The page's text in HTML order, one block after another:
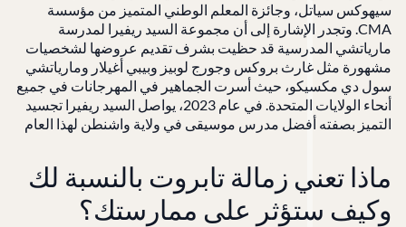
سيهوكس سياتل، وجائزة المعلم الوطني المتميز من مؤسسة
CMA. وتجدر الإشارة إلى أن مجموعة السيد ريفيرا لمدرسة
مارياتشي المدرسية قد حظيت بشرف تقديم عروضها لشخصيات
مشهورة مثل غارث بروكس وجورج لوبيز وبيبي أغيلار ومارياتشي
سول دي مكسيكو، حيث أسرت الجماهير في المهرجانات في جميع
أنحاء الولايات المتحدة. في عام 2023، يواصل السيد ريفيرا تجسيد
التميز بصفته أفضل مدرس موسيقى في ولاية واشنطن لهذا العام
ماذا تعني زمالة تابروت بالنسبة لك
وكيف ستؤثر على ممارستك؟